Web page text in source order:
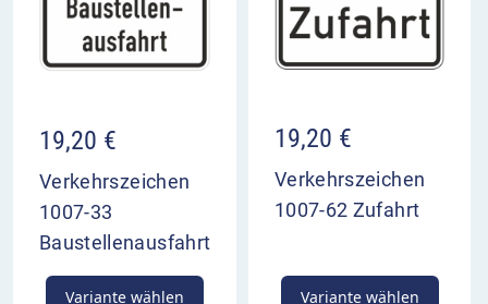
19,20 €
Verkehrszeichen
1007-33
Baustellenausfahrt
Variante wählen
19,20 €
Verkehrszeichen
1007-62 Zufahrt
Variante wählen